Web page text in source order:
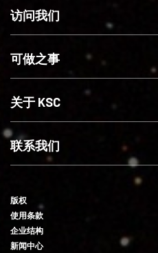
o
赞
上
我
访问我们
可做之事
关于 KSC
联系我们
版权
使用条款
企业结构
新闻中心